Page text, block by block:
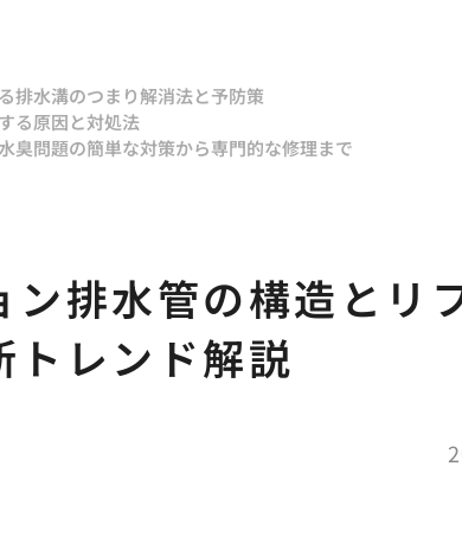
排水溝のつまり解消法と予防策
る原因と対処法
臭問題の簡単な対策から専門的な修理まで
ン排水管の構造とリ
トレンド解説